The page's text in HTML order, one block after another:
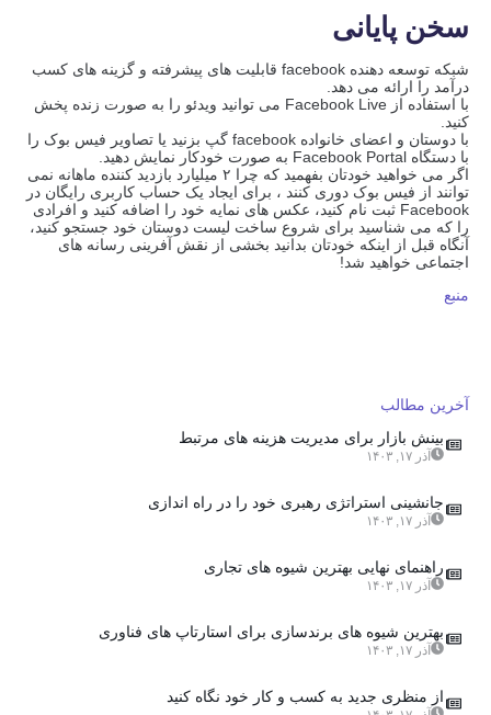
سخن پایانی
شبکه توسعه دهنده facebook قابلیت های پیشرفته و گزینه های کسب
درآمد را ارائه می دهد.
با استفاده از Facebook Live می توانید ویدئو را به صورت زنده پخش
کنید.
با دوستان و اعضای خانواده facebook گپ بزنید یا تصاویر فیس بوک را
با دستگاه Facebook Portal به صورت خودکار نمایش دهید.
اگر می خواهید خودتان بفهمید که چرا ۲ میلیارد بازدید کننده ماهانه نمی
توانند از فیس بوک دوری کنند ، برای ایجاد یک حساب کاربری رایگان در
Facebook ثبت نام کنید، عکس های نمایه خود را اضافه کنید و افرادی
را که می شناسید برای شروع ساخت لیست دوستان خود جستجو کنید،
آنگاه قبل از اینکه خودتان بدانید بخشی از نقش آفرینی رسانه های
اجتماعی خواهید شد!
منبع
آخرین مطالب
بینش بازار برای مدیریت هزینه های مرتبط
آذر ۱۷, ۱۴۰۳
جانشینی استراتژی رهبری خود را در راه اندازی
آذر ۱۷, ۱۴۰۳
راهنمای نهایی بهترین شیوه های تجاری
آذر ۱۷, ۱۴۰۳
بهترین شیوه های برندسازی برای استارتاپ های فناوری
آذر ۱۷, ۱۴۰۳
از منظری جدید به کسب و کار خود نگاه کنید